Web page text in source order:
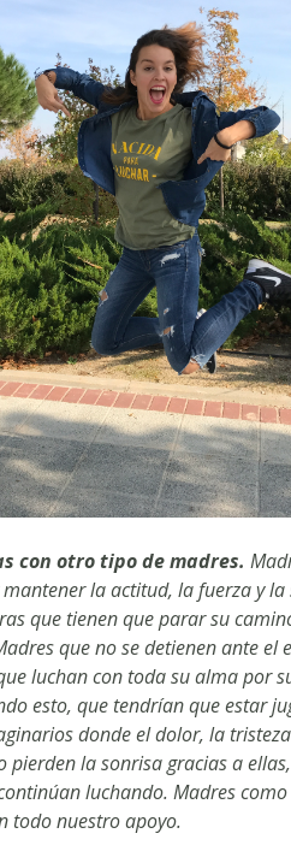
con otro tipo de madres.
la actitud, la fuerza y
que tienen que parar su
que no se detienen ante el
luchan con toda su alma por
esto, que tendrían que estar
donde el dolor, la
pierden la sonrisa gracias a
luchando. Madres
todo nuestro apoyo.